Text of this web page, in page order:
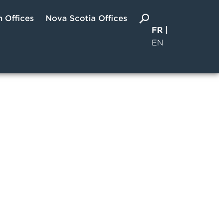
Offices Nova Scotia Offices
FR
EN